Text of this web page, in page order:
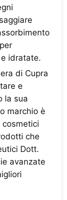
idratate.
di Cupra
e
la sua
marchio è
che
Dott.
avanzate